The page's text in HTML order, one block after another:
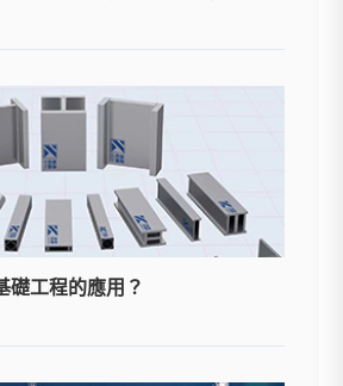
礎工程的應用？